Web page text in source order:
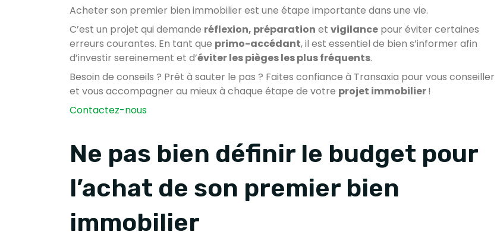
Acheter son premier bien immobilier est une étape importante dans une vie.
C’est un projet qui demande réflexion, préparation et vigilance pour éviter certaines
erreurs courantes. En tant que primo-accédant, il est essentiel de bien s’informer afin
d’investir sereinement et d’éviter les pièges les plus fréquents.
Besoin de conseils ? Prêt à sauter le pas ? Faites confiance à Transaxia pour vous conseiller
et vous accompagner au mieux à chaque étape de votre projet immobilier!
Contactez-nous
Ne pas bien définir le budget pour
l’achat de son premier bien
immobilier